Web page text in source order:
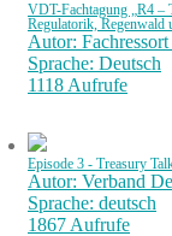
VDT-Fachtagung „R4 –
Regulatorik, Regenwald
Autor:
Sprache: Deutsch
1118 Aufrufe
Episode 3 - Treasury
Autor: Verband
Sprache: deutsch
1867 Aufrufe